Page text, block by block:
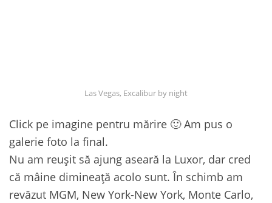
Las Vegas, Excalibur by night
Click pe imagine pentru mărire 🙂 Am pus o
galerie foto la final.
Nu am reuşit să ajung aseară la Luxor, dar cred
că mâine dimineaţă acolo sunt. În schimb am
revăzut MGM, New York-New York, Monte Carlo,